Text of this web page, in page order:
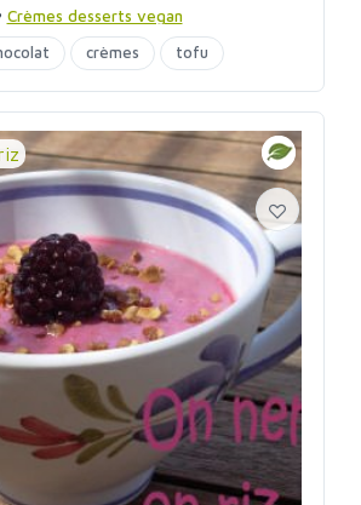
Crèmes desserts vegan
crèmes tofu